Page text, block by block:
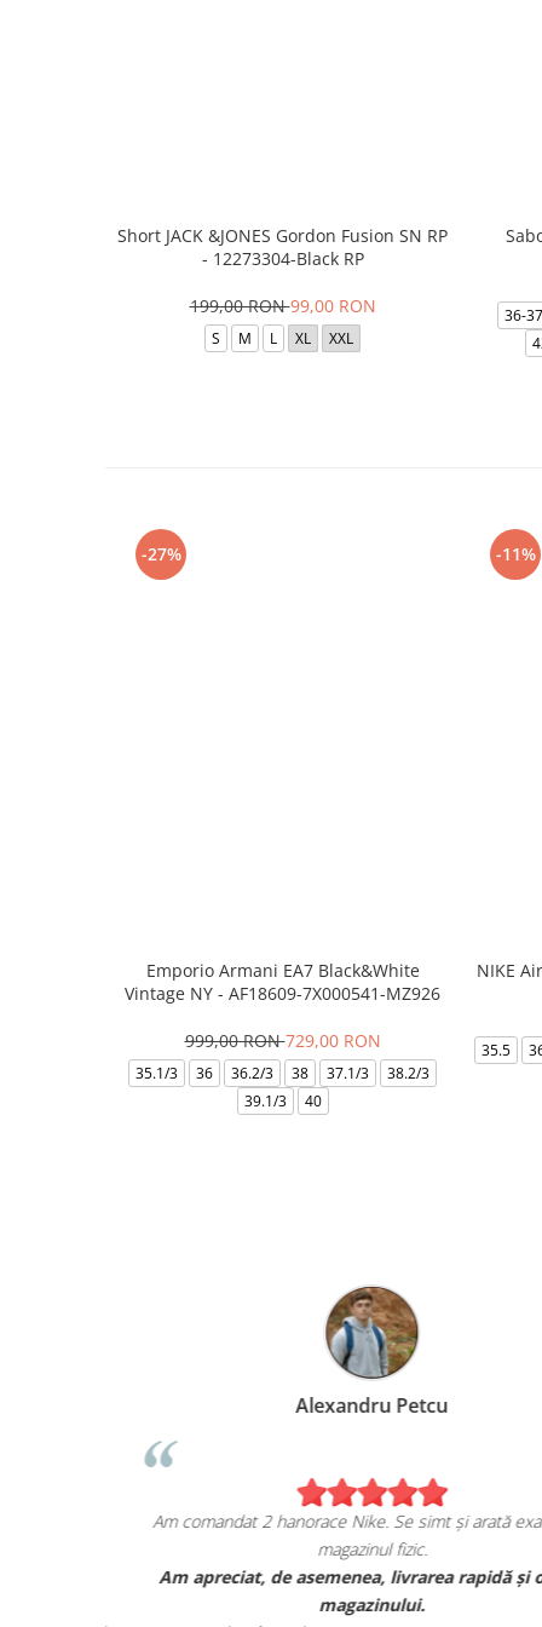
Short JACK &JONES Gordon Fusion SN RP
- 12273304-Black RP
199,00 RON99,00 RON
S M L XL XXL
36-37
-27%
Emporio Armani EA7 Black&White
Vintage NY - AF18609-7X000541-MZ926
999,00 RON729,00 RON
35.1/3 36 36.2/3 38 37.1/3
38.2/3
39.1/3
40
-11%
NIKE
35.5
Alexandru Petcu
Am comandat 2 hanorace Nike. Se simt și arată exact
magazinul fizic.
Am apreciat, de asemenea, livrarea rapidă și
magazinului.